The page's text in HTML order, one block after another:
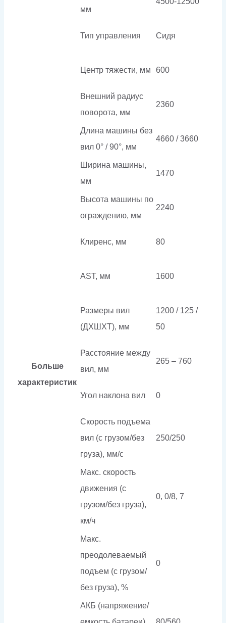
Больше
характеристик
мм
Тип управления Сидя
Центр тяжести, мм 600
Внешний радиус
поворота, мм
2360
Длина машины без
вил 0° / 90°, мм
4660 / 3660
Ширина машины,
мм
1470
Высота машины по
ограждению, мм
2240
Клиренс, мм 80
AST, мм 1600
Размеры вил
(ДXШXТ), мм
1200 / 125 /
50
Расстояние между
вил, мм
265 – 760
Угол наклона вил 0
Скорость подъема
вил (с грузом/без
груза), мм/с
250/250
Макс. скорость
движения (с
грузом/без груза),
км/ч
0, 0/8, 7
Макс.
преодолеваемый
подъем (с грузом/
без груза), %
0
АКБ (напряжение/